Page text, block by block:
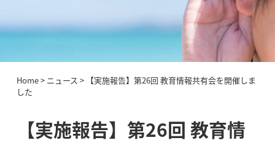
Home> ニュース > 【実施報告】第26回 教育情報共有会を開催しま
した
【実施報告】第26回 教育情